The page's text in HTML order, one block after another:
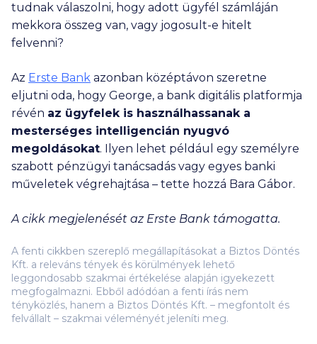
tudnak válaszolni, hogy adott ügyfél számláján
mekkora összeg van, vagy jogosult-e hitelt
felvenni?
Az Erste Bank azonban középtávon szeretne
eljutni oda, hogy George, a bank digitális platformja
révén az ügyfelek is használhassanak a
mesterséges intelligencián nyugvó
megoldásokat. Ilyen lehet például egy személyre
szabott pénzügyi tanácsadás vagy egyes banki
műveletek végrehajtása – tette hozzá Bara Gábor.
A cikk megjelenését az Erste Bank támogatta.
A fenti cikkben szereplő megállapításokat a Biztos Döntés
Kft. a releváns tények és körülmények lehető
leggondosabb szakmai értékelése alapján igyekezett
megfogalmazni. Ebből adódóan a fenti írás nem
tényközlés, hanem a Biztos Döntés Kft. – megfontolt és
felvállalt – szakmai véleményét jeleníti meg.